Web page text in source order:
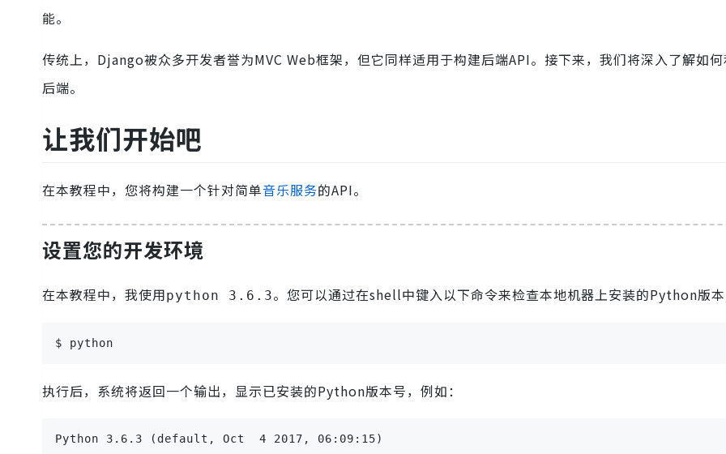
能。
传统上，Django被众多开发者誉为MVC Web框架，但它同样适用于构建后端API。接下来，我们将深入了解如
后端。
让我们开始吧
在本教程中，您将构建一个针对简单音乐服务的API。
设置您的开发环境
在本教程中，我使用python 3.6.3。您可以通过在shell中键入以下命令来检查本地机器上安装的Python版
$ python
执行后，系统将返回一个输出，显示已安装的Python版本号，例如：
Python 3.6.3 (default, Oct  4 2017, 06:09:15)